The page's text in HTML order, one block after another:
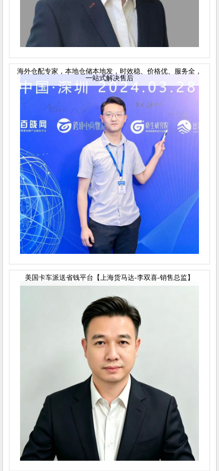
海外仓配专家，本地仓储本地发，时效稳、价格优、服务全，
一站式解决售后
美国卡车派送省钱平台【上海货马达-李双喜-销售总监】